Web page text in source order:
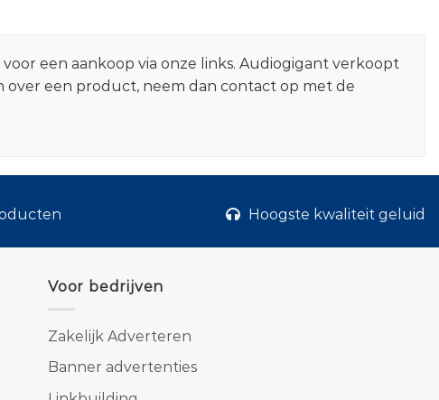
een aankoop via onze links. Audiogigant verkoopt
een product, neem dan contact op met de
Hoogste kwaliteit geluid
Voor bedrijven
Zakelijk Adverteren
Banner advertenties